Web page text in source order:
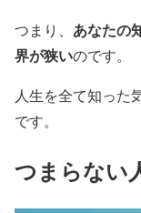
つまり、 あなたの
界が狭いのです。
人生を全て知った
です。
つまらない